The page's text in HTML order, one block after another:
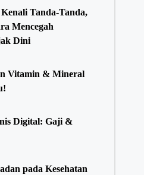
Tanda-Tanda,
Mencegah
Dini
Vitamin & Mineral
Digital: Gaji &
pada Kesehatan